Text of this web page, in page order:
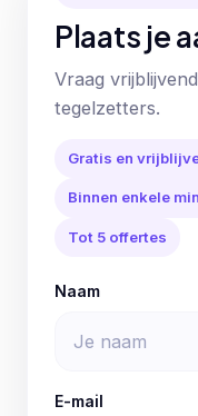
Plaats je
Vraag
tegelzetters.
Gratis en
Binnen enkele
Tot 5 offertes
Naam
E-mail